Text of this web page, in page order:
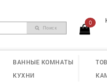
Поиск
0
ВАННЫЕ КОМНАТЫ
КУХНИ